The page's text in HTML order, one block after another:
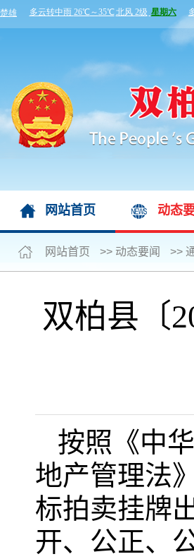
网站首页 动态
网站首页 >> 动态要闻 >>
双柏县〔
按照《中
地产管理法
标拍卖挂牌
开、公正、